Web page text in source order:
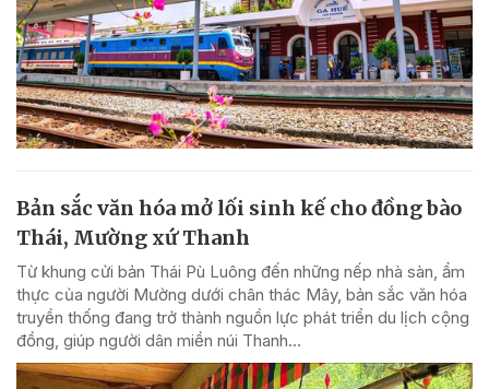
Bản sắc văn hóa mở lối sinh kế cho đồng bào
Thái, Mường xứ Thanh
Từ khung cửi bản Thái Pù Luông đến những nếp nhà sàn, ẩm
thực của người Mường dưới chân thác Mây, bản sắc văn hóa
truyền thống đang trở thành nguồn lực phát triển du lịch cộng
đồng, giúp người dân miền núi Thanh...